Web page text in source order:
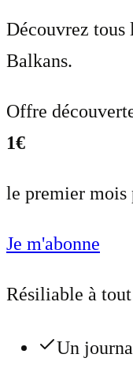
Découvrez tous
Balkans.
Offre
1€
le premier mois
Je m'abonne
Résiliable à
Un